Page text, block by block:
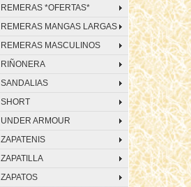
REMERAS *OFERTAS*
REMERAS MANGAS LARGAS
REMERAS MASCULINOS
RIÑONERA
SANDALIAS
SHORT
UNDER ARMOUR
ZAPATENIS
ZAPATILLA
ZAPATOS